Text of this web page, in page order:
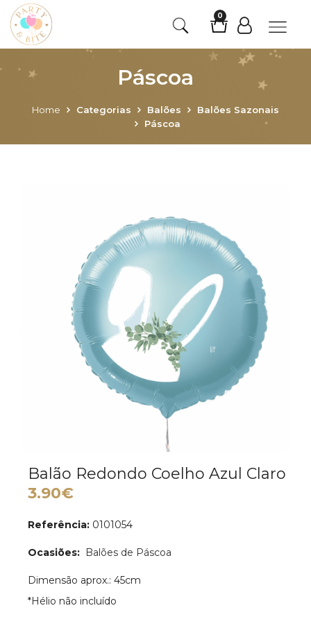
0
Páscoa
Home Categorias Balões
Balões Sazonais
Páscoa
Balão Redondo Coelho Azul Claro
3.90€
Referência: 0101054
Ocasiões: Balões de Páscoa
Dimensão aprox.: 45cm
*Hélio não incluído